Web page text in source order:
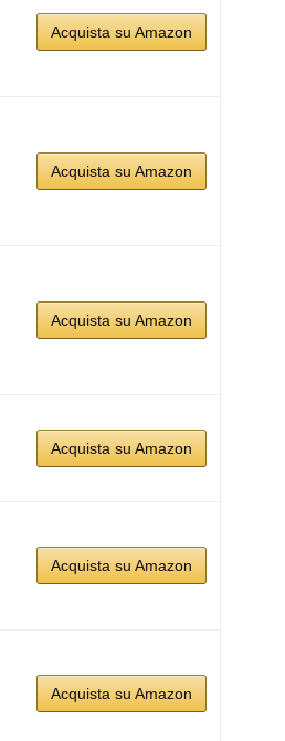
Acquista su Amazon
Acquista su Amazon
Acquista su Amazon
Acquista su Amazon
Acquista su Amazon
Acquista su Amazon